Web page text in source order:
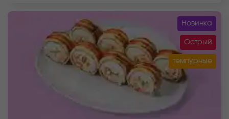
Новинка
Острый
темпурные